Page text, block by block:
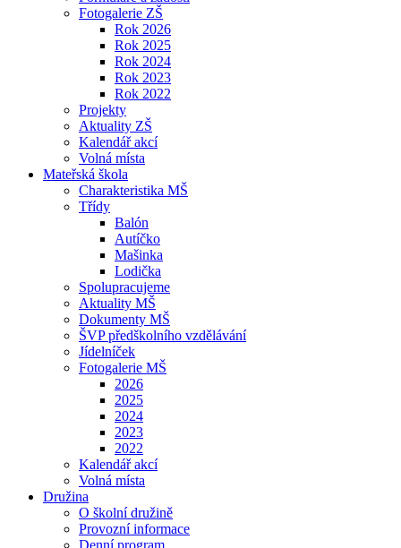
Fotogalerie ZŠ
Rok 2026
Rok 2025
Rok 2024
Rok 2023
Rok 2022
Projekty
Aktuality ZŠ
Kalendář akcí
Volná místa
Mateřská škola
Charakteristika MŠ
Třídy
Balón
Autíčko
Mašinka
Lodička
Spolupracujeme
Aktuality MŠ
Dokumenty MŠ
ŠVP předškolního vzdělávání
Jídelníček
Fotogalerie MŠ
2026
2025
2024
2023
2022
Kalendář akcí
Volná místa
Družina
O školní družině
Provozní informace
Denní program